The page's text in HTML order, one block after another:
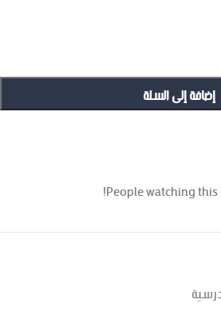
إضافة إلى السلة
People watching